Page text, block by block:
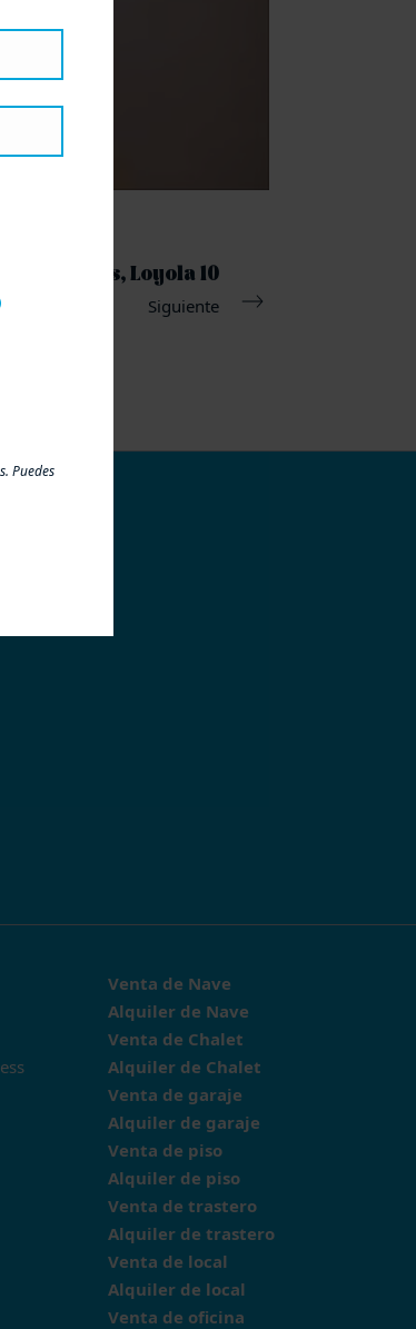
Pikolinos, Loyola 10
Siguiente
Venta de Nave
Alquiler de Nave
Venta de Chalet
Alquiler de Chalet
Venta de garaje
Alquiler de garaje
Venta de piso
Alquiler de piso
Venta de trastero
Alquiler de trastero
Venta de local
Alquiler de local
Venta de oficina
Puedes